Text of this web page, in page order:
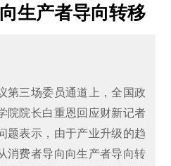
生产者导向转移
第三场委员通道上，全国政
院院长白重恩回应财新记者
题表示，由于产业升级的趋
消费者导向向生产者导向转